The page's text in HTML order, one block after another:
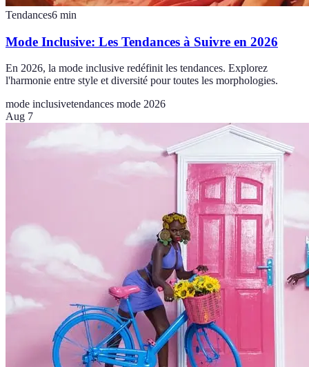
Tendances6 min
Mode Inclusive: Les Tendances à Suivre en 2026
En 2026, la mode inclusive redéfinit les tendances. Explorez
l'harmonie entre style et diversité pour toutes les morphologies.
mode inclusivetendances mode 2026
Aug 7